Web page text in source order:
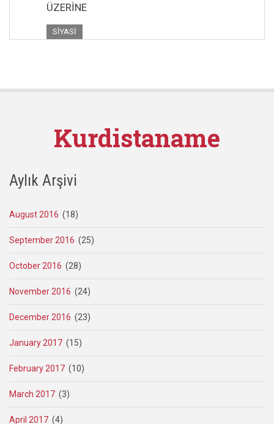
ÜZERİNE
SIYASI
Kurdistaname
Aylık Arşivi
August 2016 (18)
September 2016 (25)
October 2016 (28)
November 2016 (24)
December 2016 (23)
January 2017 (15)
February 2017 (10)
March 2017 (3)
April 2017 (4)